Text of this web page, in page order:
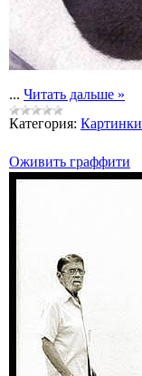
... Читать дальше »
Категория: Картинки
Оживить граффити